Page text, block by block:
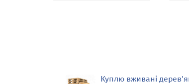
Куплю вживані